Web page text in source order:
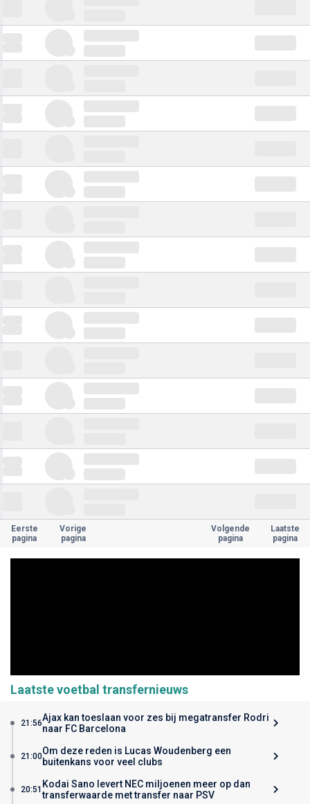
Eerste
pagina
Vorige
pagina
Volgende
pagina
Laatste
pagina
Laatste voetbal transfernieuws
21:56Ajax kan toeslaan voor zes bij megatransfer Rodri
naar FC Barcelona
21:00Om deze reden is Lucas Woudenberg een
buitenkans voor veel clubs
20:51 Kodai Sano levert NEC miljoenen meer op dan
transferwaarde met transfer naar PSV